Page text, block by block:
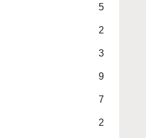
5
2
3
9
7
2